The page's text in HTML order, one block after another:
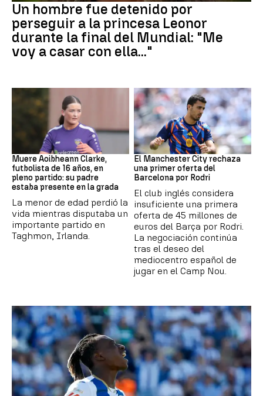
Un hombre fue detenido por
perseguir a la princesa Leonor
durante la final del Mundial: "Me
voy a casar con ella..."
Muere Aoibheann Clarke,
futbolista de 16 años, en
pleno partido: su padre
estaba presente en la grada
La menor de edad perdió la
vida mientras disputaba un
importante partido en
Taghmon, Irlanda.
Fútbol
El Manchester City rechaza
una primer oferta del
Barcelona por Rodri
El club inglés considera
insuficiente una primera
oferta de 45 millones de
euros del Barça por Rodri.
La negociación continúa
tras el deseo del
mediocentro español de
jugar en el Camp Nou.